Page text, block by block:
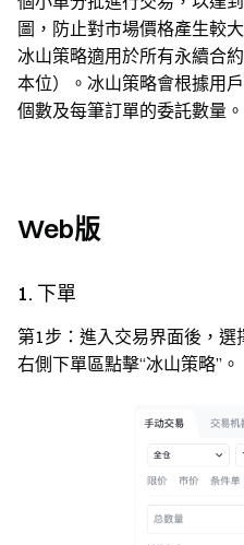
圖，防止對市場價格產生較
冰山策略適用於所有永續合
本位）。冰山策略會根據用
個數及每筆訂單的委託數量
Web版
1. 下單
第1步：進入交易界面後，
右側下單區點擊“冰山策略”。